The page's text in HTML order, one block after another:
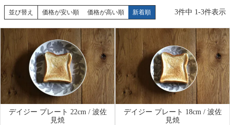
並び替え 価格が安い順 価格が高い順 新着順 3件中 1-3件表示
デイジー プレート 22cm / 波佐
見焼
デイジー プレート 18cm / 波佐
見焼